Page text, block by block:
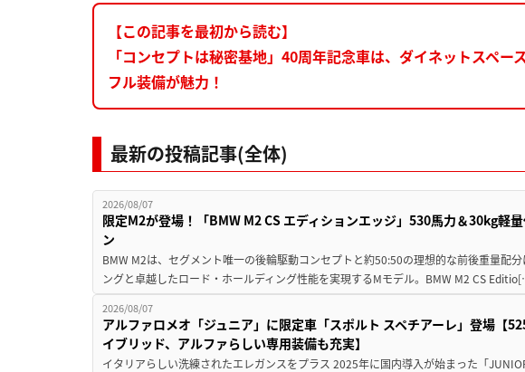
【この記事を最初から読む】
「コンセプトは秘密基地」40周年記念車は、ダイネットスペ
フル装備が魅力！
最新の投稿記事(全体)
2026/08/07
限定M2が登場！「BMW M2 CS エディションエッジ」530馬力＆30kg軽
ン
BMW M2は、セグメント唯一の後輪駆動コンセプトと約50:50の理想的な前後重量配
ングと卓越したロード・ホールディング性能を実現するMモデル。BMW M2 CS
2026/08/07
アルファロメオ「ジュニア」に限定車「スポルト スペチアーレ」登場【
イブリッド、アルファらしい専用装備も充実】
イタリアらしい洗練されたエレガンスをプラス 2025年に国内導入が始まった「